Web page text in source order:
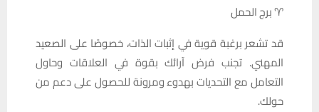
♈ برج الحمل
قد تشعر برغبة قوية في إثبات الذات، خصوصًا على الصعيد
المهني. تجنب فرض آرائك بقوة في العلاقات وحاول
التعامل مع التحديات بهدوء ومرونة للحصول على دعم من
حولك.